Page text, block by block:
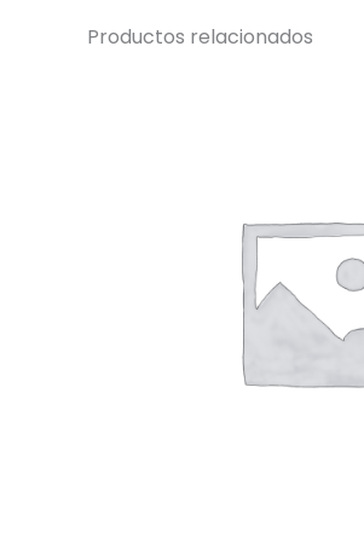
Productos relacionados